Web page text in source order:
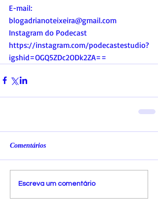
E-mail:
blogadrianoteixeira@gmail.com
Instagram do Podecast
https://instagram.com/podecastestudio?
igshid=OGQ5ZDc2ODk2ZA==
Comentários
Escreva um comentário